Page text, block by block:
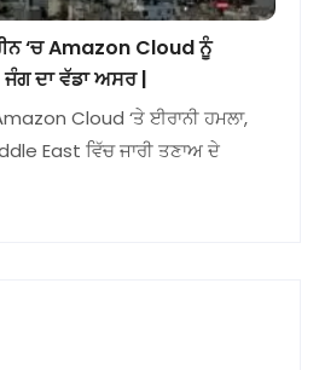
‘ਚ Amazon Cloud ਨੂੰ
ਦਾ ਵੱਡਾ ਅਸਰ |
Cloud ‘ਤੇ ਈਰਾਨੀ ਹਮਲਾ,
East ਵਿੱਚ ਜਾਰੀ ਤਣਾਅ ਦੇ